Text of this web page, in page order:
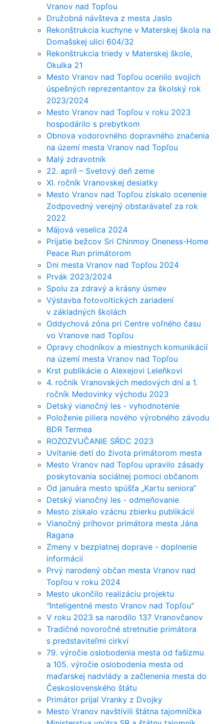
Vranov nad Topľou
Družobná návšteva z mesta Jaslo
Rekonštrukcia kuchyne v Materskej škola na
Domašskej ulici 604/32
Rekonštrukcia triedy v Materskej škole,
Okulka 21
Mesto Vranov nad Topľou ocenilo svojich
úspešných reprezentantov za školský rok
2023/2024
Mesto Vranov nad Topľou v roku 2023
hospodárilo s prebytkom
Obnova vodorovného dopravného značenia
na území mesta Vranov nad Topľou
Malý zdravotník
22. apríl – Svetový deň zeme
XI. ročník Vranovskej desiatky
Mesto Vranov nad Topľou získalo ocenenie
Zodpovedný verejný obstarávateľ za rok
2022
Májová veselica 2024
Prijatie bežcov Sri Chinmoy Oneness-Home
Peace Run primátorom
Dni mesta Vranov nad Topľou 2024
Prvák 2023/2024
Spolu za zdravý a krásny úsmev
Výstavba fotovoltických zariadení
v základných školách
Oddychová zóna pri Centre voľného času
vo Vranove nad Topľou
Opravy chodníkov a miestnych komunikácií
na území mesta Vranov nad Topľou
Krst publikácie o Alexejovi Leleňkovi
4. ročník Vranovských medových dní a 1.
ročník Medovinky východu 2023
Detský vianočný les - vyhodnotenie
Položenie piliera nového výrobného závodu
BDR Termea
ROZOZVUČANIE SŔDC 2023
Uvítanie detí do života primátorom mesta
Mesto Vranov nad Topľou upravilo zásady
poskytovania sociálnej pomoci občanom
Od januára mesto spúšťa „Kartu seniora“
Detský vianočný les - odmeňovanie
Mesto získalo vzácnu zbierku publikácií
Vianočný príhovor primátora mesta Jána
Ragana
Zmeny v bezplatnej doprave - doplnenie
informácií
Prvý narodený občan mesta Vranov nad
Topľou v roku 2024
Mesto ukončilo realizáciu projektu
"Inteligentné mesto Vranov nad Topľou"
V roku 2023 sa narodilo 137 Vranovčanov
Tradičné novoročné stretnutie primátora
s predstaviteľmi cirkví
79. výročie oslobodenia mesta od fašizmu
a 105. výročie oslobodenia mesta od
maďarskej nadvlády a začlenenia mesta do
Československého štátu
Primátor prijal Vranky z Dvojky
Mesto Vranov navštívili štátna tajomníčka